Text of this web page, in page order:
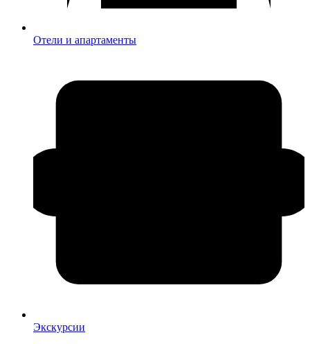
Отели и апартаменты
Экскурсии